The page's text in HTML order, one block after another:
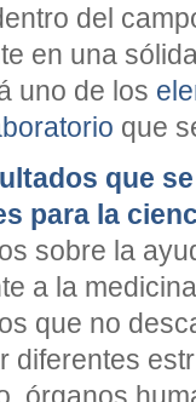
del
en una
uno de los
que
que
para la
sobre la
a la
que no
diferentes
órganos